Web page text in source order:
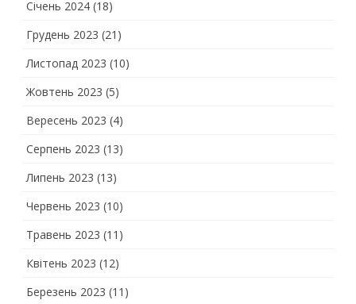
Січень 2024 (18)
Грудень 2023 (21)
Листопад 2023 (10)
Жовтень 2023 (5)
Вересень 2023 (4)
Серпень 2023 (13)
Липень 2023 (13)
Червень 2023 (10)
Травень 2023 (11)
Квітень 2023 (12)
Березень 2023 (11)